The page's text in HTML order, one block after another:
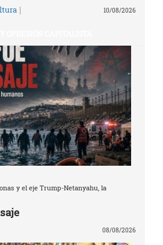
| 10/08/2026
y el eje Trump-Netanyahu, la
08/08/2026